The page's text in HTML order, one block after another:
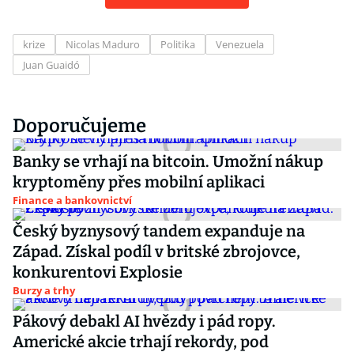
krize Nicolas Maduro Politika
Venezuela
Juan Guaidó
Doporučujeme
Banky se vrhají na bitcoin. Umožní nákup
kryptoměny přes mobilní aplikaci
Finance a bankovnictví
Český byznysový tandem expanduje na
Západ. Získal podíl v britské zbrojovce,
konkurentovi Explosie
Burzy a trhy
Pákový debakl AI hvězdy i pád ropy.
Americké akcie trhají rekordy, pod